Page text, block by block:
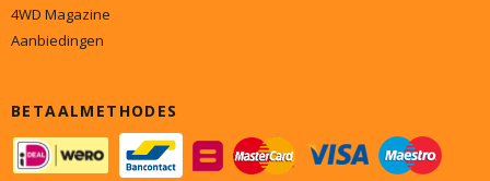
4WD Magazine
Aanbiedingen
BETAALMETHODES